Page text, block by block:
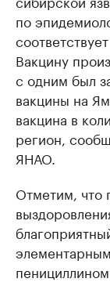
по
Вакцину
с одним был
вакцины на
вакцина в
регион,
ЯНАО.
Отметим, что
пенициллином.